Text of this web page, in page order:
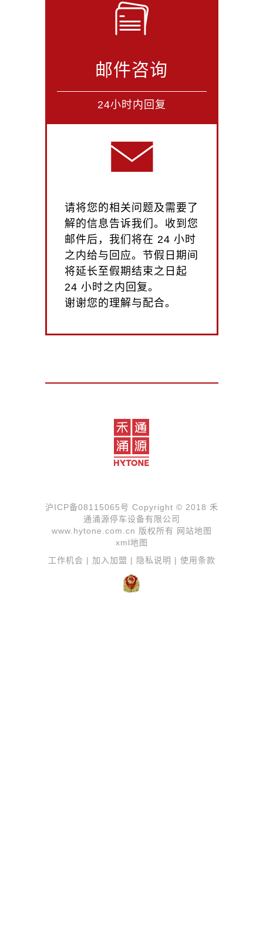
邮件咨询
24小时内回复
请将您的相关问题及需要了
解的信息告诉我们。收到您
邮件后，我们将在 24 小时
之内给与回应。节假日期间
将延长至假期结束之日起
24 小时之内回复。
谢谢您的理解与配合。
沪ICP备08115065号 Copyright © 2018 禾
通涌源停车设备有限公司
www.hytone.com.cn 版权所有 网站地图
xml地图
工作机会 | 加入加盟 | 隐私说明 | 使用条款